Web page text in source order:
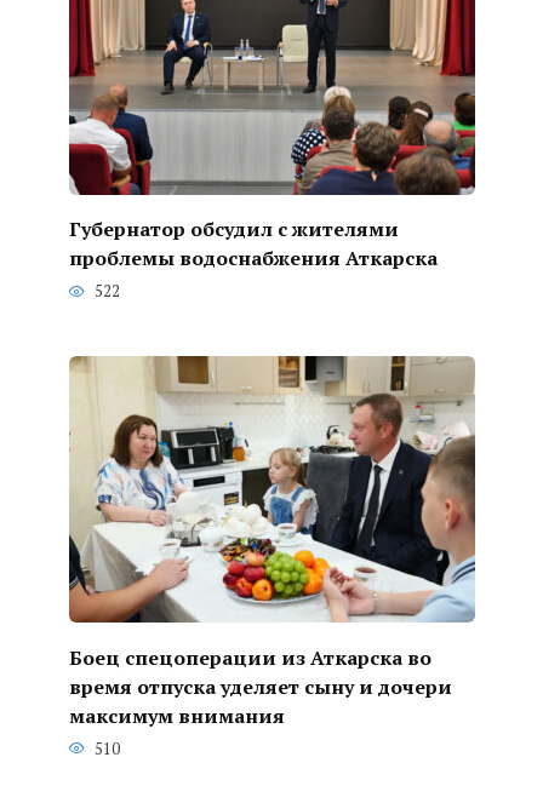
Губернатор обсудил с жителями
проблемы водоснабжения Аткарска
522
Боец спецоперации из Аткарска во
время отпуска уделяет сыну и дочери
максимум внимания
510